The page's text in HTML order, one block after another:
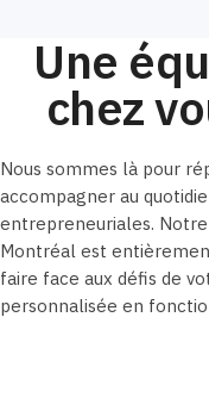
Une
chez
Nous sommes là pour
accompagner au
entrepreneuriales.
Montréal est
faire face aux défis de
personnalisée en